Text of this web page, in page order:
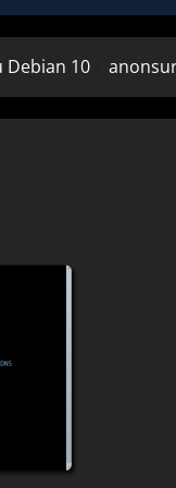
Debian 10